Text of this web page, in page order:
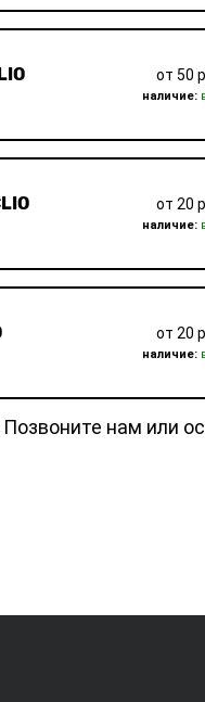
от 50
наличие:
от 20
наличие:
от 20
наличие:
Позвоните нам или